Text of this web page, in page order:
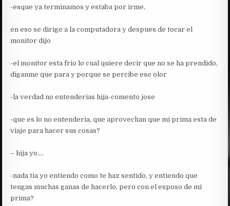
-esque ya terminamos y estaba por irme,
en eso se dirige a la computadora y despues de tocar el
monitor dijo
-el monitor esta frio lo cual quiere decir que no se ha prendido,
diganme que para y porque se percibe ese olor
-la verdad no entenderias hija-comento jose
-que es lo no entenderia, que aprovechan que mi prima esta de
viaje para hacer sus cosas?
– hija yo….
-nada tia yo entiendo como te haz sentido, y entiendo que
tengas muchas ganas de hacerlo, pero con el esposo de mi
prima?